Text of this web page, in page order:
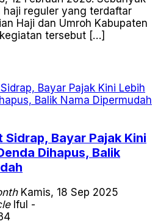
haji reguler yang terdaftar
Haji dan Umroh Kabupaten
tersebut […]
Sidrap, Bayar Pajak Kini
Dihapus, Balik
Kamis, 18 Sep 2025
Iful -